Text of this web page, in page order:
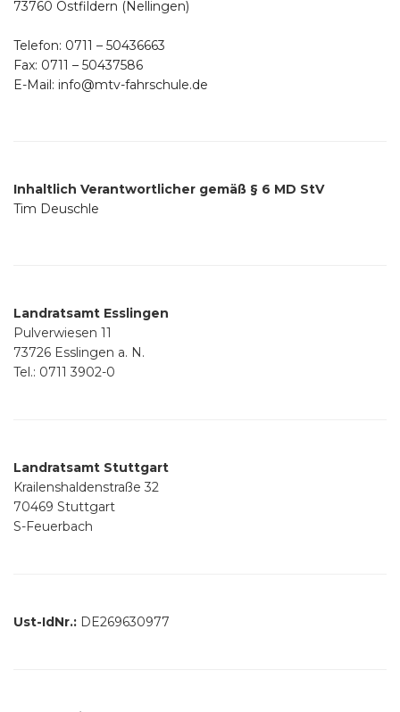
73760 Ostfildern (Nellingen)
Telefon: 0711 – 50436663
Fax: 0711 – 50437586
E-Mail: info@mtv-fahrschule.de
Inhaltlich Verantwortlicher gemäß § 6 MD StV
Tim Deuschle
Landratsamt Esslingen
Pulverwiesen 11
73726 Esslingen a. N.
Tel.: 0711 3902-0
Landratsamt Stuttgart
Krailenshaldenstraße 32
70469 Stuttgart
S-Feuerbach
Ust-IdNr.: DE269630977